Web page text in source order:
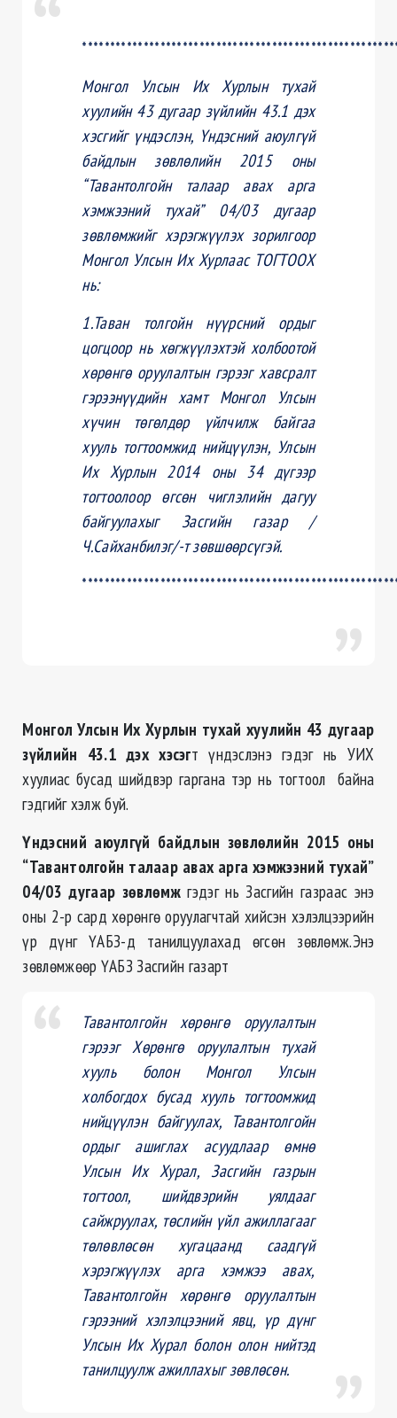
Монгол Улсын Их Хурлын тухай
хуулийн 43 дугаар зүйлийн 43.1 дэх
хэсгийг үндэслэн, Үндэсний аюулгүй
байдлын зөвлөлийн 2015 оны
“Тавантолгойн талаар авах арга
хэмжээний тухай” 04/03 дугаар
зөвлөмжийг хэрэгжүүлэх зорилгоор
Монгол Улсын Их Хурлаас ТОГТООХ
нь:
1.Таван толгойн нүүрсний ордыг
цогцоор нь хөгжүүлэхтэй холбоотой
хөрөнгө оруулалтын гэрээг хавсралт
гэрээнүүдийн хамт Монгол Улсын
хүчин төгөлдөр үйлчилж байгаа
хууль тогтоомжид нийцүүлэн, Улсын
Их Хурлын 2014 оны 34 дүгээр
тогтоолоор өгсөн чиглэлийн дагуу
байгуулахыг Засгийн газар /
Ч.Сайханбилэг/-т зөвшөөрсүгэй.
Монгол Улсын Их Хурлын тухай хуулийн 43 дугаар
зүйлийн 43.1 дэх хэсэгт үндэслэнэ гэдэг нь УИХ
хуулиас бусад шийдвэр гаргана тэр нь тогтоол байна
гэдгийг хэлж буй.
Үндэсний аюулгүй байдлын зөвлөлийн 2015 оны
“Тавантолгойн талаар авах арга хэмжээний тухай”
04/03 дугаар зөвлөмжгэдэг нь Засгийн газраас энэ
оны 2-р сард хөрөнгө оруулагчтай хийсэн хэлэлцээрийн
үр дүнг ҮАБЗ-д танилцуулахад өгсөн зөвлөмж.Энэ
зөвлөмжөөр ҮАБЗ Засгийн газарт
Тавантолгойн хөрөнгө оруулалтын
гэрээг Хөрөнгө оруулалтын тухай
хууль болон Монгол Улсын
холбогдох бусад хууль тогтоомжид
нийцүүлэн байгуулах, Тавантолгойн
ордыг ашиглах асуудлаар өмнө
Улсын Их Хурал, Засгийн газрын
тогтоол, шийдвэрийн уялдааг
сайжруулах, төслийн үйл ажиллагааг
төлөвлөсөн хугацаанд саадгүй
хэрэгжүүлэх арга хэмжээ авах,
Тавантолгойн хөрөнгө оруулалтын
гэрээний хэлэлцээний явц, үр дүнг
Улсын Их Хурал болон олон нийтэд
танилцуулж ажиллахыг зөвлөсөн.